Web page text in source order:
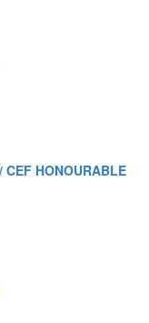
CEF HONOURABLE